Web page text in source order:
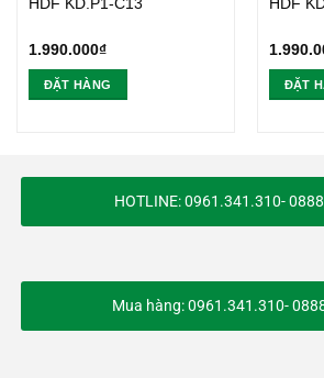
HDF KD.P1-C13
1.990.000₫
ĐẶT HÀNG
HDF
ĐẶT
HOTLINE: 0961.341.310-
Mua hàng: 0961.341.310-